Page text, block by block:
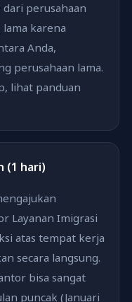
perusahaan
karena
Anda,
perusahaan lama.
lihat panduan
(1 hari)
Layanan Imigrasi
atas tempat kerja
secara langsung.
bisa sangat
puncak (Januari